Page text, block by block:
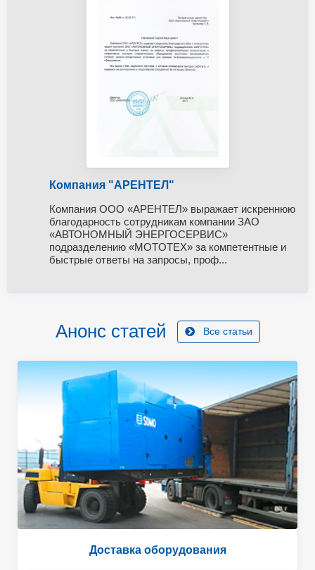
Компания "АРЕНТЕЛ"
Компания ООО «АРЕНТЕЛ» выражает искреннюю
благодарность сотрудникам компании ЗАО
«АВТОНОМНЫЙ ЭНЕРГОСЕРВИС»
подразделению «MOTOTEХ» за компетентные и
быстрые ответы на запросы, проф...
Анонс статей Все статьи
Доставка оборудования